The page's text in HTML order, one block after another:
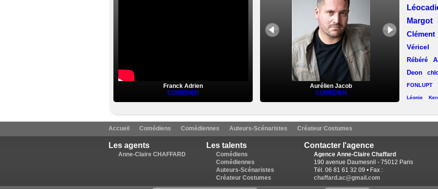
Franck Adrien
COMÉDIEN
Aurélien Jacob
COMÉDIEN
Véricel
Rébéré
Deon
FONLUPT
Léonie
Lise Chevalier
Ruchat
Francine
Accueil Comédiens Comédiennes Auteurs-Scénaristes Créateur Costumes
Les agents
Anne-Claire CHAFFARD
Les talents
Comédiens
Comédiennes
Auteurs-Scénaristes
Créateur Costumes
Contacter l'agence
Agence Anne-Claire Chaffard
190 avenue Daumesnil - 75012 Paris
Tél. 06 81 61 32 09 • Fax :
chaffard.ac@gmail.com